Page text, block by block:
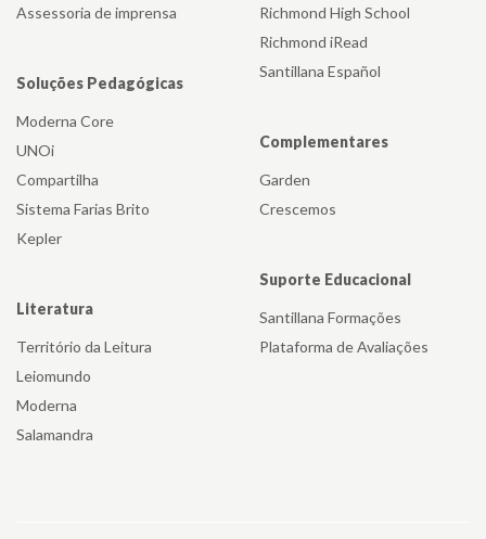
Assessoria de imprensa
Soluções Pedagógicas
Moderna Core
UNOi
Compartilha
Sistema Farias Brito
Kepler
Literatura
Território da Leitura
Leiomundo
Moderna
Salamandra
Richmond High School
Richmond iRead
Santillana Español
Complementares
Garden
Crescemos
Suporte Educacional
Santillana Formações
Plataforma de Avaliações